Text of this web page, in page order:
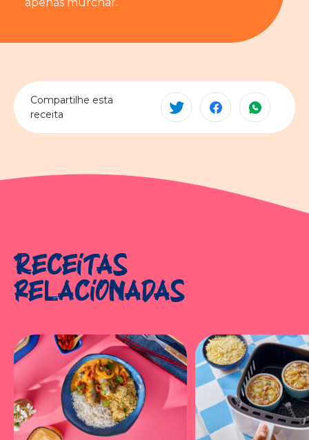
Compartilhe esta
receita
Receitas
relacionadas